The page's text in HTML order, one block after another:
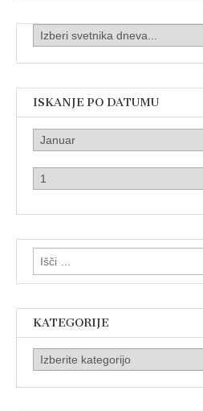
ISKANJE PO DATUMU
Išči:
KATEGORIJE
Kategorije